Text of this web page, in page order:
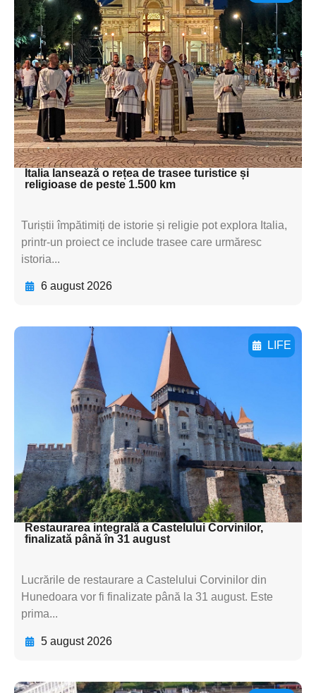
Adaugă aici textul pentru
subtitluAdaugă aici
textul pentru
subtitluAdaugă aici
textul pentru
subtitluAdaugă aici
textul pentru subti
Italia lansează o rețea de trasee turistice și
religioase de peste 1.500 km
Turiștii împătimiți de istorie și religie pot explora Italia,
printr-un proiect ce include trasee care urmăresc
istoria...
6 august 2026
LIFE
Adaugă aici textul pentru
subtitluAdaugă aici
textul pentru
subtitluAdaugă aici
textul pentru
subtitluAdaugă aici
textul pentru subti
Restaurarea integrală a Castelului Corvinilor,
finalizată până în 31 august
Lucrările de restaurare a Castelului Corvinilor din
Hunedoara vor fi finalizate până la 31 august. Este
prima...
5 august 2026